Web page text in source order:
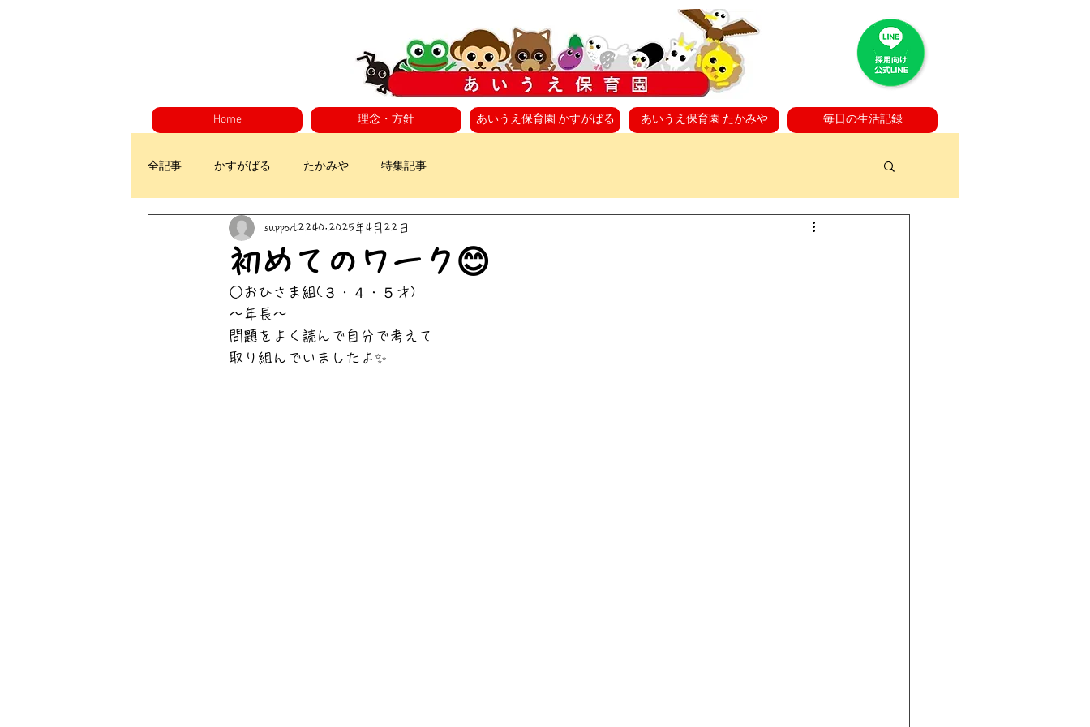
Home 理念・方針 あいうえ保育園 かすがばる あいうえ保育園 たかみや 毎日の生活記録
全記事 かすがばる たかみや 特集記事
初めてのワーク😊
support2240 2025年4月22日
○おひさま組(３・４・５才)
～年長～
問題をよく読んで自分で考えて
取り組んでいましたよ✨